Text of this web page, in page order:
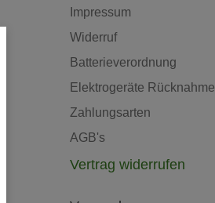
Impressum
Widerruf
Batterieverordnung
Elektrogeräte Rücknahme
Zahlungsarten
AGB's
Vertrag widerrufen